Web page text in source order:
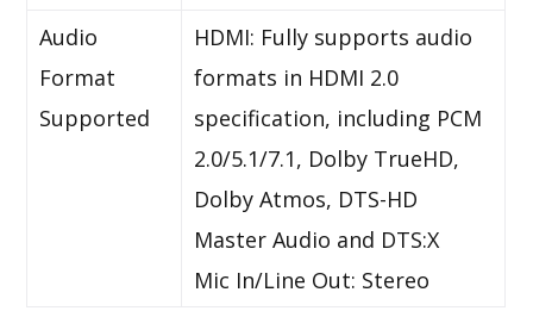
Audio
Format
Supported
HDMI: Fully supports audio
formats in HDMI 2.0
specification, including PCM
2.0/5.1/7.1, Dolby TrueHD,
Dolby Atmos, DTS-HD
Master Audio and DTS:X
Mic In/Line Out: Stereo